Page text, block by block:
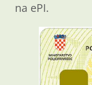
na ePI.